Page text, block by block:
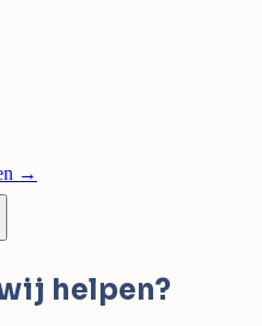
→
helpen?